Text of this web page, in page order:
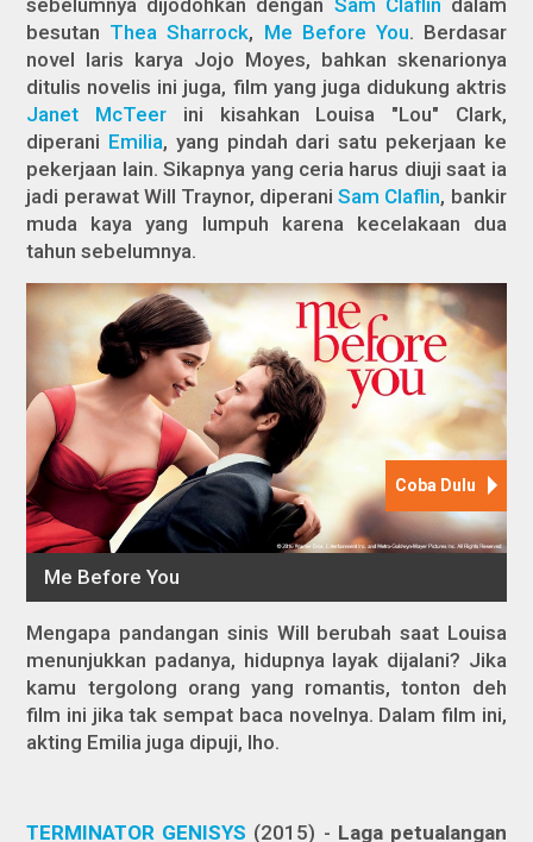
besutan Thea Sharrock, Me Before You. Berdasar
novel laris karya Jojo Moyes, bahkan skenarionya
ditulis novelis ini juga, film yang juga didukung aktris
Janet McTeer ini kisahkan Louisa "Lou" Clark,
diperani Emilia, yang pindah dari satu pekerjaan ke
pekerjaan lain. Sikapnya yang ceria harus diuji saat ia
jadi perawat Will Traynor, diperaniSam Claflin, bankir
muda kaya yang lumpuh karena kecelakaan dua
tahun sebelumnya.
Mengapa pandangan sinis Will berubah saat Louisa
menunjukkan padanya, hidupnya layak dijalani? Jika
kamu tergolong orang yang romantis, tonton deh
film ini jika tak sempat baca novelnya. Dalam film ini,
akting Emilia juga dipuji, lho.
TERMINATOR GENISYS (2015) - Laga petualangan